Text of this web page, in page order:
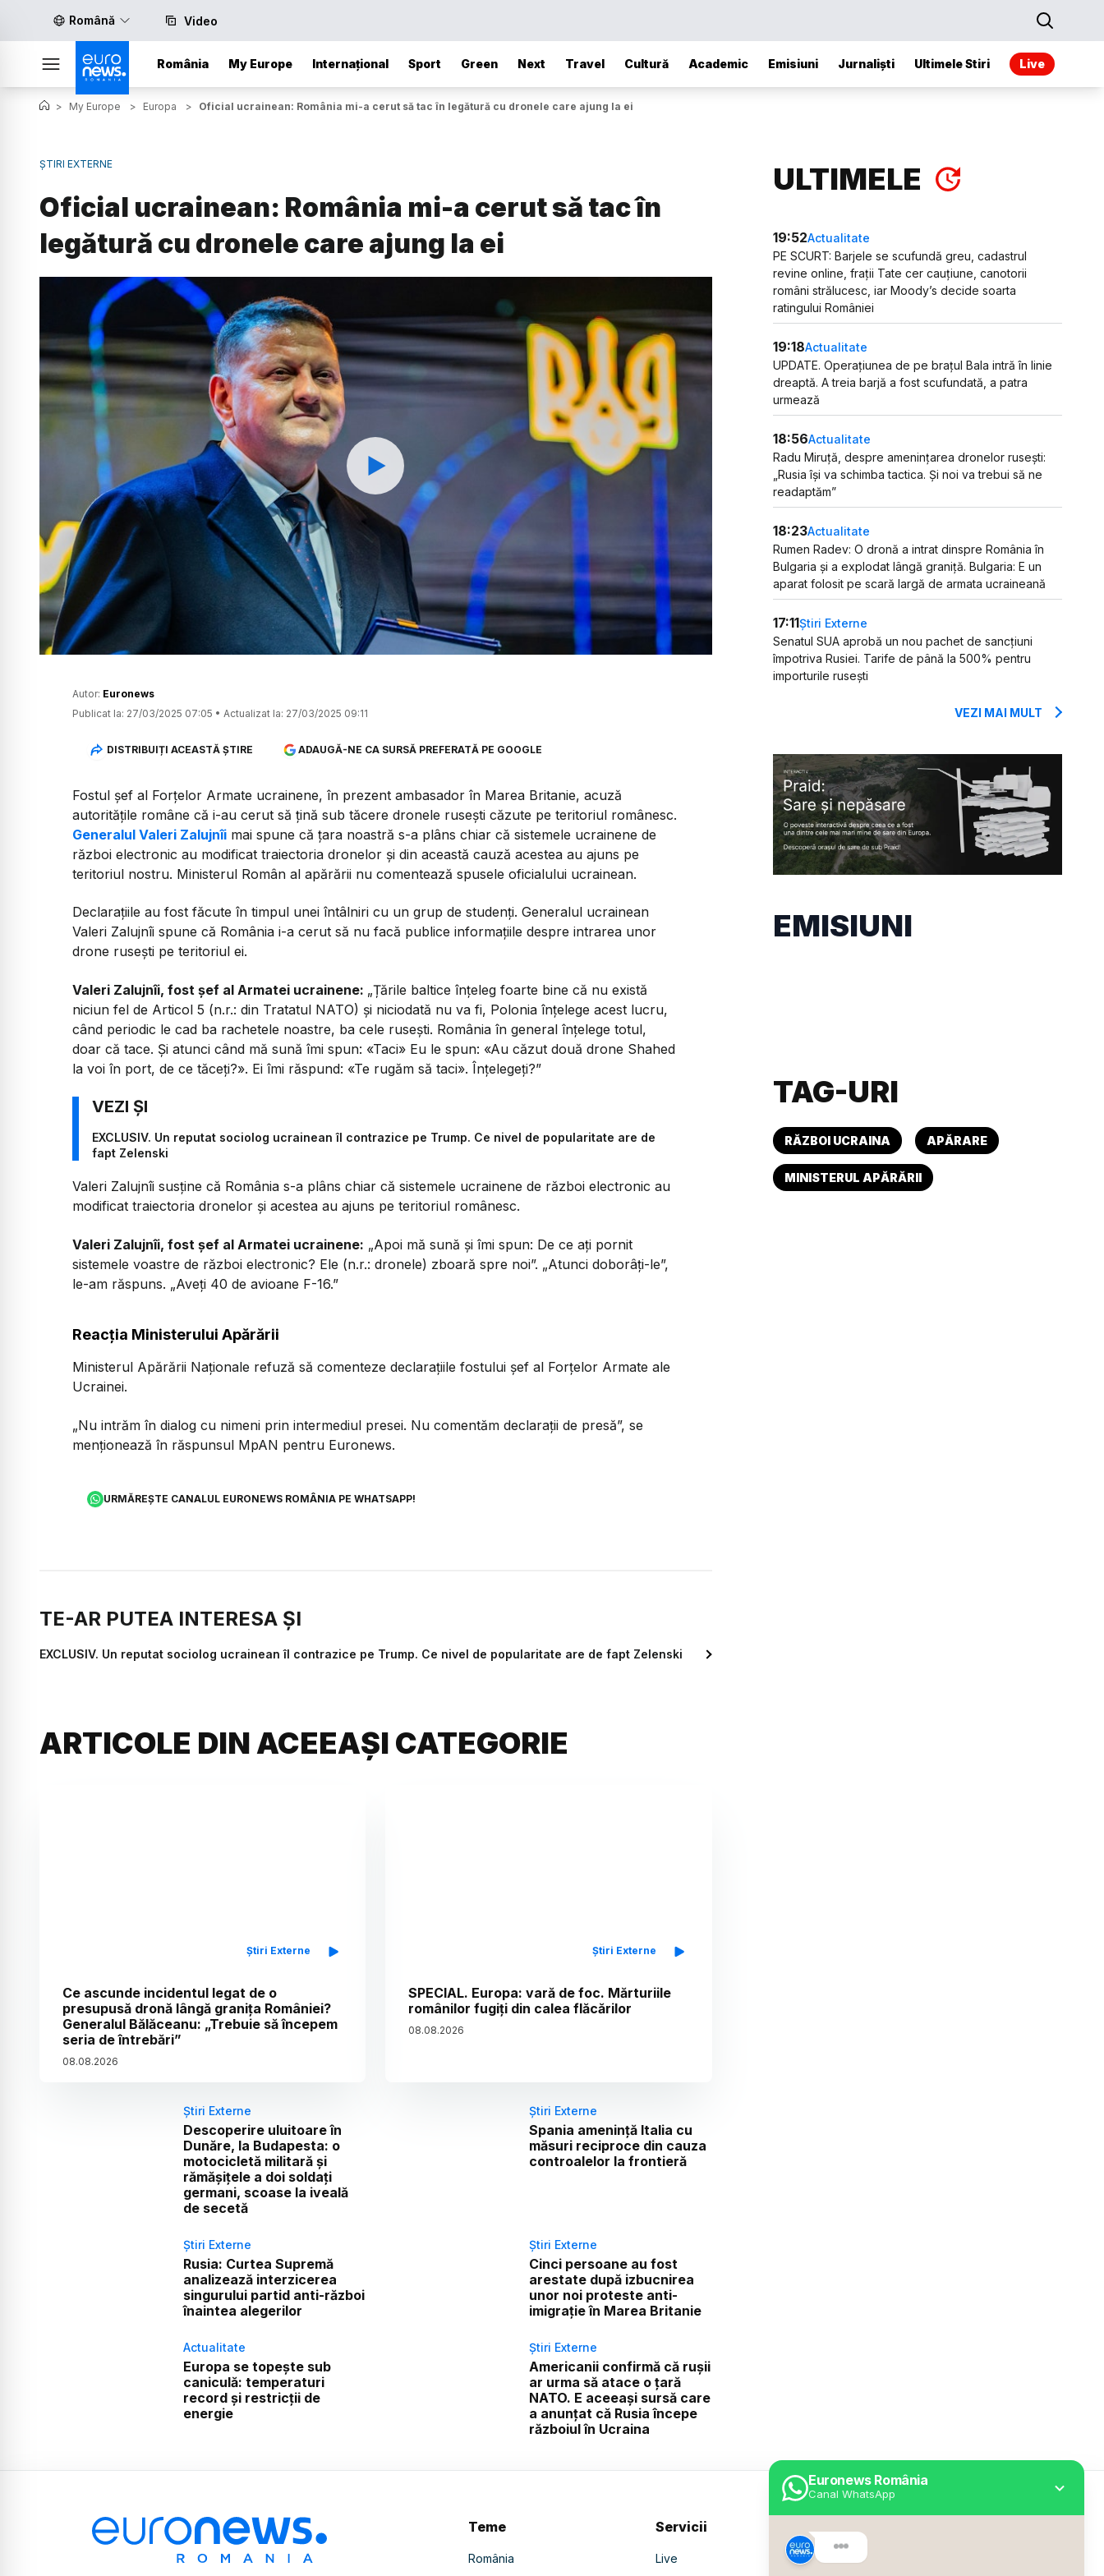
Română Video
România My Europe Internațional Sport Green Next Travel Cultură Academic Emisiuni Jurnaliști Ultimele Stiri Live
Euronews România
Canal WhatsApp
> My Europe > Europa > Oficial ucrainean: România mi-a cerut să tac în legătură cu dronele care ajung la ei
ȘTIRI EXTERNE
Oficial ucrainean: România mi-a cerut să tac în
legătură cu dronele care ajung la ei
Watch
Autor: Euronews
Publicat la: 27/03/2025 07:05 • Actualizat la: 27/03/2025 09:11
DISTRIBUIȚI ACEASTĂ ȘTIRE ADAUGĂ-NE CA SURSĂ PREFERATĂ PE GOOGLE
Fostul șef al Forțelor Armate ucrainene, în prezent ambasador în Marea Britanie, acuză
autoritățile române că i-au cerut să țină sub tăcere dronele rusești căzute pe teritoriul românesc.
Generalul Valeri Zalujnîi mai spune că țara noastră s-a plâns chiar că sistemele ucrainene de
război electronic au modificat traiectoria dronelor și din această cauză acestea au ajuns pe
teritoriul nostru. Ministerul Român al apărării nu comentează spusele oficialului ucrainean.
Declarațiile au fost făcute în timpul unei întâlniri cu un grup de studenți. Generalul ucrainean
Valeri Zalujnîi spune că România i-a cerut să nu facă publice informațiile despre intrarea unor
drone rusești pe teritoriul ei.
Valeri Zalujnîi, fost șef al Armatei ucrainene: „Țările baltice înțeleg foarte bine că nu există
niciun fel de Articol 5 (n.r.: din Tratatul NATO) și niciodată nu va fi, Polonia înțelege acest lucru,
când periodic le cad ba rachetele noastre, ba cele rusești. România în general înțelege totul,
doar că tace. Și atunci când mă sună îmi spun: «Taci» Eu le spun: «Au căzut două drone Shahed
la voi în port, de ce tăceți?». Ei îmi răspund: «Te rugăm să taci». Înțelegeți?”
EXCLUSIV. Un reputat sociolog ucrainean îl contrazice pe Trump. Ce nivel de popularitate are de
fapt Zelenski
Valeri Zalujnîi susține că România s-a plâns chiar că sistemele ucrainene de război electronic au
modificat traiectoria dronelor și acestea au ajuns pe teritoriul românesc.
Valeri Zalujnîi, fost șef al Armatei ucrainene: „Apoi mă sună și îmi spun: De ce ați pornit
sistemele voastre de război electronic? Ele (n.r.: dronele) zboară spre noi”. „Atunci doborâți-le”,
le-am răspuns. „Aveți 40 de avioane F-16.”
Reacția Ministerului Apărării
Ministerul Apărării Naționale refuză să comenteze declarațiile fostului șef al Forțelor Armate ale
Ucrainei.
„Nu intrăm în dialog cu nimeni prin intermediul presei. Nu comentăm declarații de presă”, se
menționează în răspunsul MpAN pentru Euronews.
URMĂREȘTE CANALUL EURONEWS ROMÂNIA PE WHATSAPP!
TE-AR PUTEA INTERESA ȘI
EXCLUSIV. Un reputat sociolog ucrainean îl contrazice pe Trump. Ce nivel de popularitate are de fapt Zelenski
ARTICOLE DIN ACEEAȘI CATEGORIE
Știri Externe
Ce ascunde incidentul legat de o
presupusă dronă lângă granița României?
Generalul Bălăceanu: „Trebuie să începem
seria de întrebări”
08.08.2026
Știri Externe
SPECIAL. Europa: vară de foc. Mărturiile
românilor fugiți din calea flăcărilor
08.08.2026
Știri Externe
Descoperire uluitoare în
Dunăre, la Budapesta: o
motocicletă militară și
rămășițele a doi soldați
germani, scoase la iveală
de secetă
Știri Externe
Spania amenință Italia cu
măsuri reciproce din cauza
controalelor la frontieră
Știri Externe
Rusia: Curtea Supremă
analizează interzicerea
singurului partid anti-război
înaintea alegerilor
Știri Externe
Cinci persoane au fost
arestate după izbucnirea
unor noi proteste anti-
imigrație în Marea Britanie
Actualitate
Europa se topește sub
caniculă: temperaturi
record și restricții de
energie
Știri Externe
Americanii confirmă că rușii
ar urma să atace o țară
NATO. E aceeași sursă care
a anunțat că Rusia începe
războiul în Ucraina
ULTIMELE
19:52Actualitate
PE SCURT: Barjele se scufundă greu, cadastrul
revine online, frații Tate cer cauțiune, canotorii
români strălucesc, iar Moody’s decide soarta
ratingului României
19:18Actualitate
UPDATE. Operațiunea de pe brațul Bala intră în linie
dreaptă. A treia barjă a fost scufundată, a patra
urmează
18:56Actualitate
Radu Miruță, despre amenințarea dronelor rusești:
„Rusia își va schimba tactica. Și noi va trebui să ne
readaptăm”
18:23Actualitate
Rumen Radev: O dronă a intrat dinspre România în
Bulgaria și a explodat lângă graniță. Bulgaria: E un
aparat folosit pe scară largă de armata ucraineană
17:11Știri Externe
Senatul SUA aprobă un nou pachet de sancțiuni
împotriva Rusiei. Tarife de până la 500% pentru
importurile rusești
VEZI MAI MULT
EMISIUNI
TAG-URI
RĂZBOI UCRAINA APĂRARE
MINISTERUL APĂRĂRII
Teme
România
Servicii
Live Despre Euronews